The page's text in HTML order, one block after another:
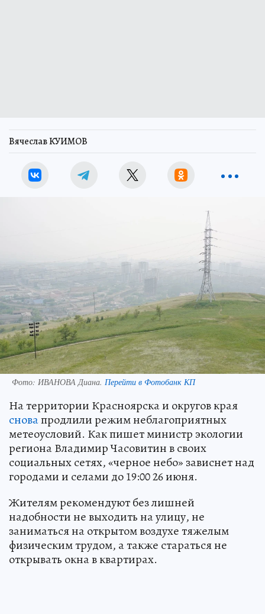
Вячеслав КУИМОВ
Фото: ИВАНОВА Диана. Перейти в Фотобанк КП
На территории Красноярска и округов края
сновапродлили режим неблагоприятных
метеоусловий. Как пишет министр экологии
региона Владимир Часовитин в своих
социальных сетях, «черное небо» зависнет над
городами и селами до 19:00 26 июня.
Жителям рекомендуют без лишней
надобности не выходить на улицу, не
заниматься на открытом воздухе тяжелым
физическим трудом, а также стараться не
открывать окна в квартирах.